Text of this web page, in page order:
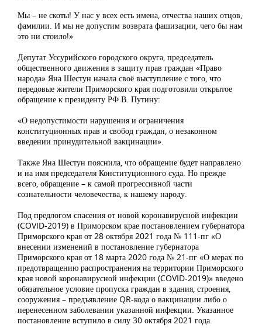
Мы – не скоты! У нас у всех есть имена, отчества наших отцов,
фамилии. И мы не допустим возврата фашизации, чего бы нам
это ни стоило!»
Депутат Уссурийского городского округа, председатель
общественного движения в защиту прав граждан «Право
народа» Яна Шестун начала своё выступление с того, что
передовые жители Приморского края подготовили открытое
обращение к президенту РФ В. Путину:
«О недопустимости нарушения и ограничения
конституционных прав и свобод граждан, о незаконном
введении принудительной вакцинации».
Также Яна Шестун пояснила, что обращение будет направлено
и на имя председателя Конституционного суда. Но прежде
всего, обращение – к самой прогрессивной части
сознательности человечества, к нашему народу.
Под предлогом спасения от новой коронавирусной инфекции
(COVID-2019) в Приморском крае постановлением губернатора
Приморского края от 28 октября 2021 года № 111-пг «О
внесении изменений в постановление губернатора
Приморского края от 18 марта 2020 года № 21-пг «О мерах по
предотвращению распространения на территории Приморского
края новой коронавирусной инфекции (COVID-2019)» введено
обязательное условие пропуска граждан в здания, строения,
сооружения – предъявление QR-кода о вакцинации либо о
перенесенном заболевании указанной инфекции. Указанное
постановление вступило в силу 30 октября 2021 года.